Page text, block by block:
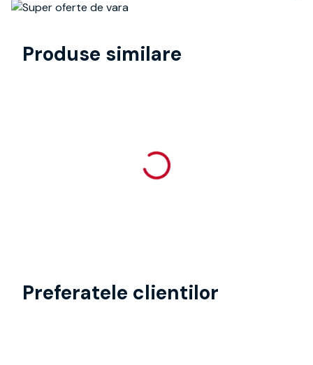
Produse similare
Preferatele clientilor